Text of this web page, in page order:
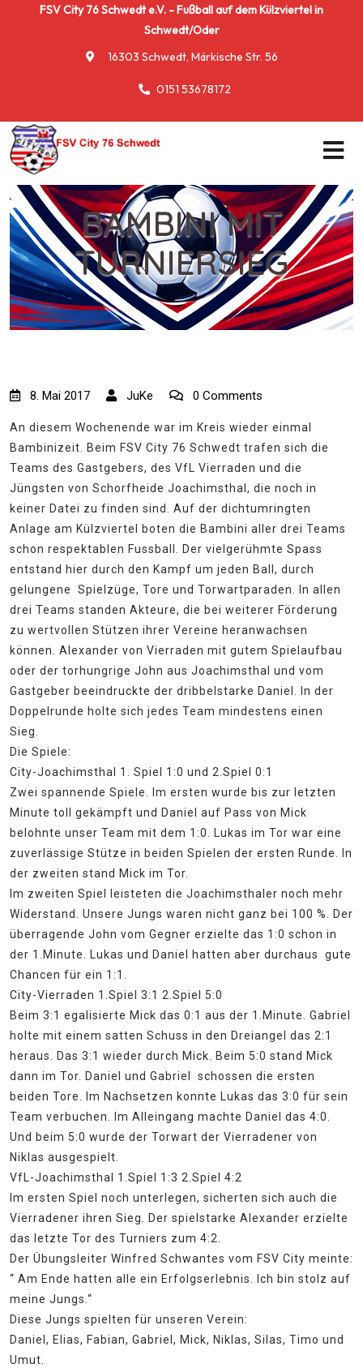
FSV City 76 Schwedt e.V. - Fußball auf dem Külzviertel in
Schwedt/Oder
16303 Schwedt, Märkische Str. 56
0151 53678172
BAMBINI MIT
TURNIERSIEG
8. Mai 2017 JuKe 0 Comments
An diesem Wochenende war im Kreis wieder einmal
Bambinizeit. Beim FSV City 76 Schwedt trafen sich die
Teams des Gastgebers, des VfL Vierraden und die
Jüngsten von Schorfheide Joachimsthal, die noch in
keiner Datei zu finden sind. Auf der dichtumringten
Anlage am Külzviertel boten die Bambini aller drei Teams
schon respektablen Fussball. Der vielgerühmte Spass
entstand hier durch den Kampf um jeden Ball, durch
gelungene Spielzüge, Tore und Torwartparaden. In allen
drei Teams standen Akteure, die bei weiterer Förderung
zu wertvollen Stützen ihrer Vereine heranwachsen
können. Alexander von Vierraden mit gutem Spielaufbau
oder der torhungrige John aus Joachimsthal und vom
Gastgeber beeindruckte der dribbelstarke Daniel. In der
Doppelrunde holte sich jedes Team mindestens einen
Sieg.
Die Spiele:
City-Joachimsthal 1. Spiel 1:0 und 2.Spiel 0:1
Zwei spannende Spiele. Im ersten wurde bis zur letzten
Minute toll gekämpft und Daniel auf Pass von Mick
belohnte unser Team mit dem 1:0. Lukas im Tor war eine
zuverlässige Stütze in beiden Spielen der ersten Runde. In
der zweiten stand Mick im Tor.
Im zweiten Spiel leisteten die Joachimsthaler noch mehr
Widerstand. Unsere Jungs waren nicht ganz bei 100 %. Der
überragende John vom Gegner erzielte das 1:0 schon in
der 1.Minute. Lukas und Daniel hatten aber durchaus gute
Chancen für ein 1:1.
City-Vierraden 1.Spiel 3:1 2.Spiel 5:0
Beim 3:1 egalisierte Mick das 0:1 aus der 1.Minute. Gabriel
holte mit einem satten Schuss in den Dreiangel das 2:1
heraus. Das 3:1 wieder durch Mick. Beim 5:0 stand Mick
dann im Tor. Daniel und Gabriel schossen die ersten
beiden Tore. Im Nachsetzen konnte Lukas das 3:0 für sein
Team verbuchen. Im Alleingang machte Daniel das 4:0.
Und beim 5:0 wurde der Torwart der Vierradener von
Niklas ausgespielt.
VfL-Joachimsthal 1.Spiel 1:3 2.Spiel 4:2
Im ersten Spiel noch unterlegen, sicherten sich auch die
Vierradener ihren Sieg. Der spielstarke Alexander erzielte
das letzte Tor des Turniers zum 4:2.
Der Übungsleiter Winfred Schwantes vom FSV City meinte:
“ Am Ende hatten alle ein Erfolgserlebnis. Ich bin stolz auf
meine Jungs.“
Diese Jungs spielten für unseren Verein:
Daniel, Elias, Fabian, Gabriel, Mick, Niklas, Silas, Timo und
Umut.